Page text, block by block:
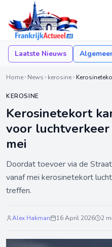
Laatste Nieuws
Home News kerosine
KEROSINE
Kerosinetekort
voor
mei
Doordat toevoer via de
vanaf mei kerosinetekort
treffen.
Alex Hakman 16 April 2026 2